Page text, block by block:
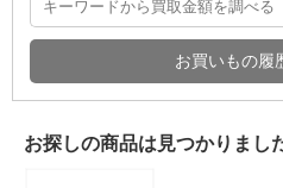
お買いもの履
お探しの商品は見つかりまし